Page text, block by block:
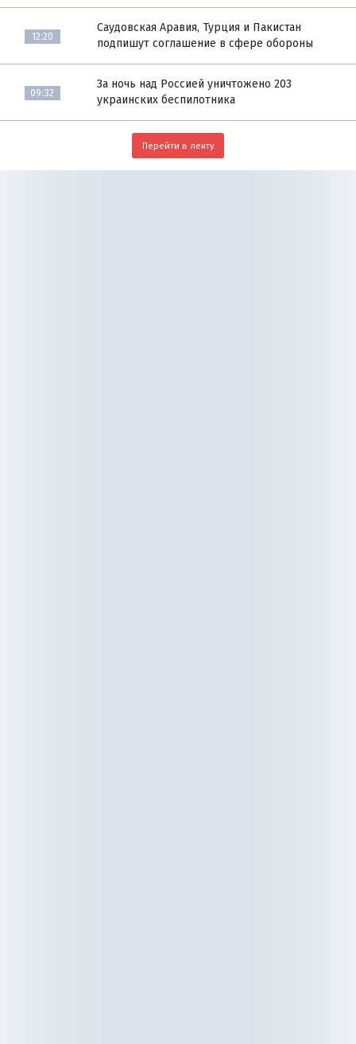
12:20
Саудовская Аравия, Турция и Пакистан
подпишут соглашение в сфере обороны
09:32
За ночь над Россией уничтожено 203
украинских беспилотника
Перейти в ленту